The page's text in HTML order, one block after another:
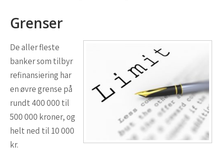
Grenser
De aller fleste
banker som tilbyr
refinansiering har
en øvre grense på
rundt 400 000 til
500 000 kroner, og
helt ned til 10 000
kr.